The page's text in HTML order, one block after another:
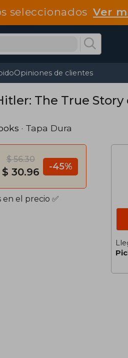
seleccionadosVer
Opiniones de clientes
The True
· Tapa Dura
$ 56.30
$ 30.96 -45%
el precio ✅